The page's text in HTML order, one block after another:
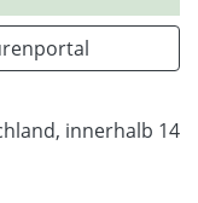
innerhalb 14